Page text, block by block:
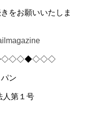
をお願いいたしま
ン
人第１号